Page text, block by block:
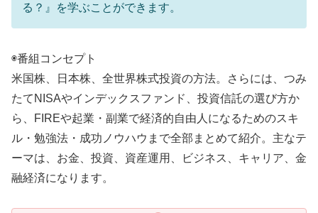
る？』を学ぶことができます。
◉番組コンセプト
米国株、日本株、全世界株式投資の方法。さらには、つみ
たてNISAやインデックスファンド、投資信託の選び方か
ら、FIREや起業・副業で経済的自由人になるためのスキ
ル・勉強法・成功ノウハウまで全部まとめて紹介。主なテ
ーマは、お金、投資、資産運用、ビジネス、キャリア、金
融経済になります。